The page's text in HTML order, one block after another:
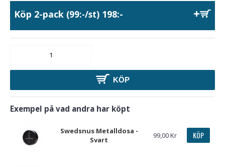
Köp 2-pack (99:-/st) 198:-
KÖP
Exempel på vad andra har köpt
Swedsnus Metalldosa -
Svart
99,00 Kr KÖP